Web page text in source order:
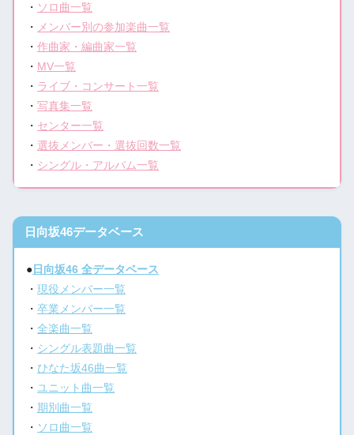
・ ソロ曲一覧
・ メンバー別の参加楽曲一覧
・作曲家・編曲家一覧
・ MV一覧
・ ライブ・コンサート一覧
・写真集一覧
・ センター一覧
・ 選抜メンバー・選抜回数一覧
・ シングル・アルバム一覧
日向坂46データベース
● 日向坂46 全データベース
・現役メンバー一覧
・卒業メンバー一覧
・全楽曲一覧
・ シングル表題曲一覧
・ひなた坂46曲一覧
・ ユニット曲一覧
・期別曲一覧
・ ソロ曲一覧